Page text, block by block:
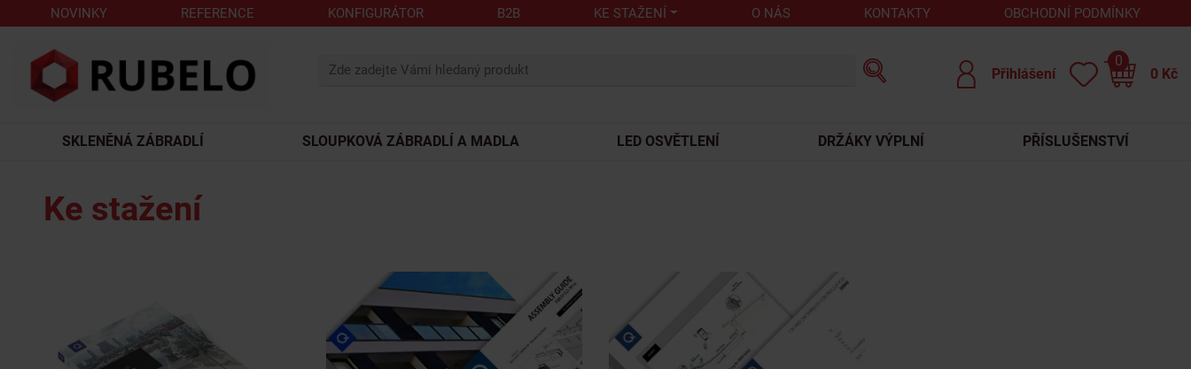
NOVINKY REFERENCE KONFIGURÁTOR B2B KE STAŽENÍ O NÁS KONTAKTY OBCHODNÍ PODMÍNKY
Přihlášení
0
0 Kč
SKLENĚNÁ ZÁBRADLÍ SLOUPKOVÁ ZÁBRADLÍ A MADLA LED OSVĚTLENÍ DRŽÁKY VÝPLNÍ PŘÍSLUŠENSTVÍ
Ke stažení